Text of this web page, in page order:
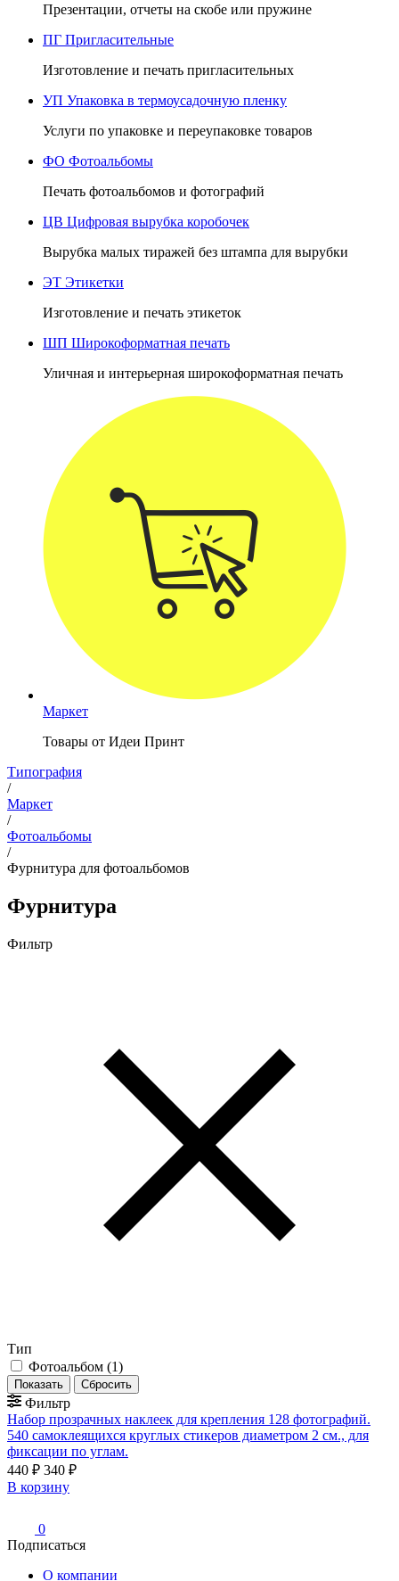
Презентации, отчеты на скобе или пружине
ПГ Пригласительные
Изготовление и печать пригласительных
УП Упаковка в термоусадочную пленку
Услуги по упаковке и переупаковке товаров
ФО Фотоальбомы
Печать фотоальбомов и фотографий
ЦВ Цифровая вырубка коробочек
Вырубка малых тиражей без штампа для вырубки
ЭТ Этикетки
Изготовление и печать этикеток
ШП Широкоформатная печать
Уличная и интерьерная широкоформатная печать
Маркет
Товары от Идеи Принт
Типография
/
Маркет
/
Фотоальбомы
/
Фурнитура для фотоальбомов
Фурнитура
Фильтр
Тип
Фотоальбом (1)
Фильтр
Набор прозрачных наклеек для крепления 128 фотографий.
540 самоклеящихся круглых стикеров диаметром 2 см., для
фиксации по углам.
440 ₽ 340 ₽
В корзину
0
Подписаться
О компании